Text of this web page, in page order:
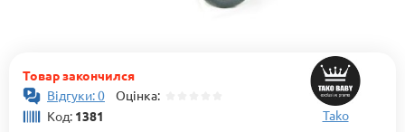
Товар закончился
Відгуки: 0 Оцінка:
Код: 1381 Tako